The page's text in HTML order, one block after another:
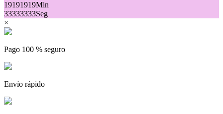
19191919Min
33333333Seg
×
Pago 100 % seguro
Envío rápido